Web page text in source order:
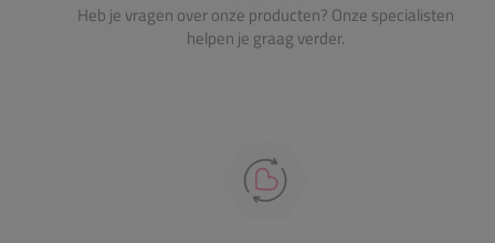
Heb je vragen over onze producten? Onze specialisten
helpen je graag verder.